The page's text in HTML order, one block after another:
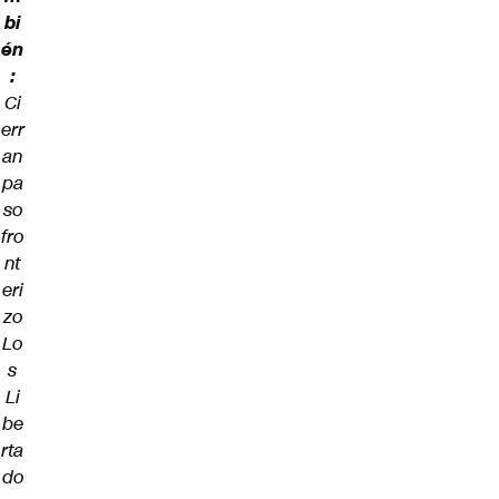
bi
én
:
Ci
err
an
pa
so
fro
nt
eri
zo
Lo
s
Li
be
rta
do